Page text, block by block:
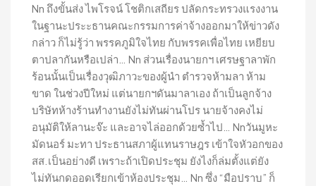
Nn ถึงขั้นส่ง ไพโรจน์ โชติกเสถียร ปลัดกระทรวงแรงงาน
ในฐานะประะธานคณะกรรมการค่าจ้างออกมาให้ข่าวดัง
กล่าว ก็ไม่รู้ว่า พรรคภูมิใจไทย กับพรรคเพื่อไทย เหยียบ
ตาปลากันหรือเปล่า… Nn ส่วนเรื่องนายกฯ เศรษฐาลาพัก
ร้อนนั้นเป็นเรื่องวุฒิภาวะของผู้นำ ตำรวจห้ามลา ห้าม
ขาด ในช่วงปีใหม่ แต่นายกฯดันมาลาเอง ถ้าเป็นลูกจ้าง
บริษัทห้างร้านทำงานยังไม่ทันผ่านโปร นายจ้างคงไม่
อนุมัติให้ลานะจ๊ะ และอาจไล่ออกด้วยซ้ำไป… Nnวันมูหะ
มัดนอร์ มะทา ประธานสภาผู้แทนราษฎร เข้าใจหัวอกของ
สส.เป็นอย่างดี เพราะถ้าเปิดประชุม ยังไงก็ล่มตั้งแต่ยัง
ไม่ทันกดออดเรียกเข้าห้องประชุม… Nn ซึ่ง “มือปราบ” ก็